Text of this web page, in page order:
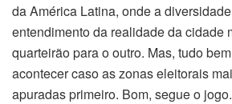
da América Latina, onde a
entendimento da realidade da cidade
quarteirão para o outro. Mas, tudo
acontecer caso as zonas eleitorais
apuradas primeiro. Bom, segue o jogo.